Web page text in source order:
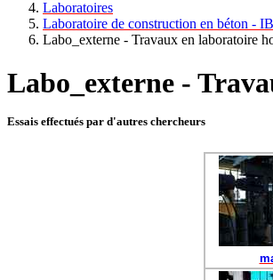
Laboratoires
Laboratoire de construction en béton -
Labo_externe - Travaux en laboratoire
Labo_externe -
Essais effectués par d'autres chercheurs